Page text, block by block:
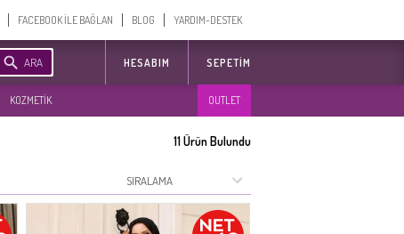
FACEBOOK İLE BAĞLAN BLOG YARDIM-DESTEK
ARA HESABIM SEPETIM
KOZMETİK OUTLET
11Ürün Bulundu